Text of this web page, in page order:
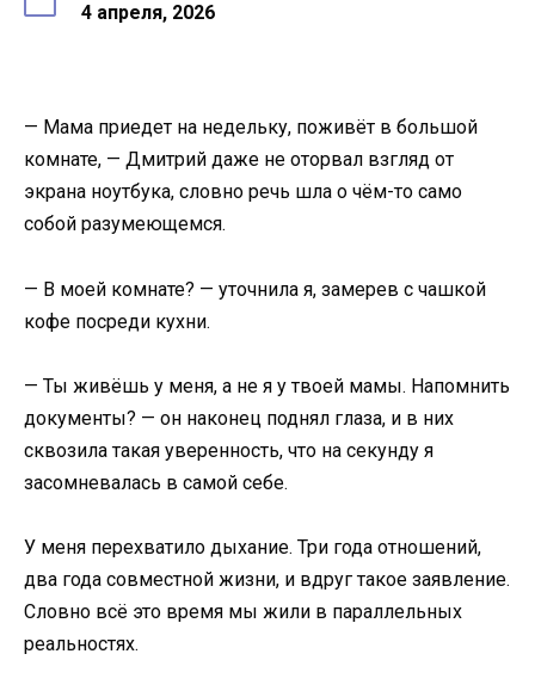
4 апреля, 2026
— Мама приедет на недельку, поживёт в большой
комнате, — Дмитрий даже не оторвал взгляд от
экрана ноутбука, словно речь шла о чём-то само
собой разумеющемся.
— В моей комнате? — уточнила я, замерев с чашкой
кофе посреди кухни.
— Ты живёшь у меня, а не я у твоей мамы. Напомнить
документы? — он наконец поднял глаза, и в них
сквозила такая уверенность, что на секунду я
засомневалась в самой себе.
У меня перехватило дыхание. Три года отношений,
два года совместной жизни, и вдруг такое заявление.
Словно всё это время мы жили в параллельных
реальностях.